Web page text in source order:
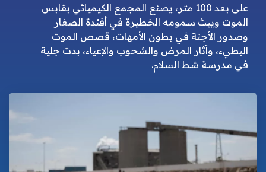
الأخبار العالمية الأخبار الوطنية
مجتمع مدني اقتصاد
تكنولوجيا ترفيه
صحة
الأخبار المحلية
فريق العمل
الميثاق التحريري
إشهار
اتصل بنا
على بعد 100 متر، يصنع المجمع الكيميائي بقابس
الموت ويبث سمومه الخطيرة في أفئدة الصغار
وصدور الأجنة في بطون الأمهات، قصص الموت
البطيء، وآثار المرض والشحوب والإعياء، بدت جلية
في مدرسة شط السلام.